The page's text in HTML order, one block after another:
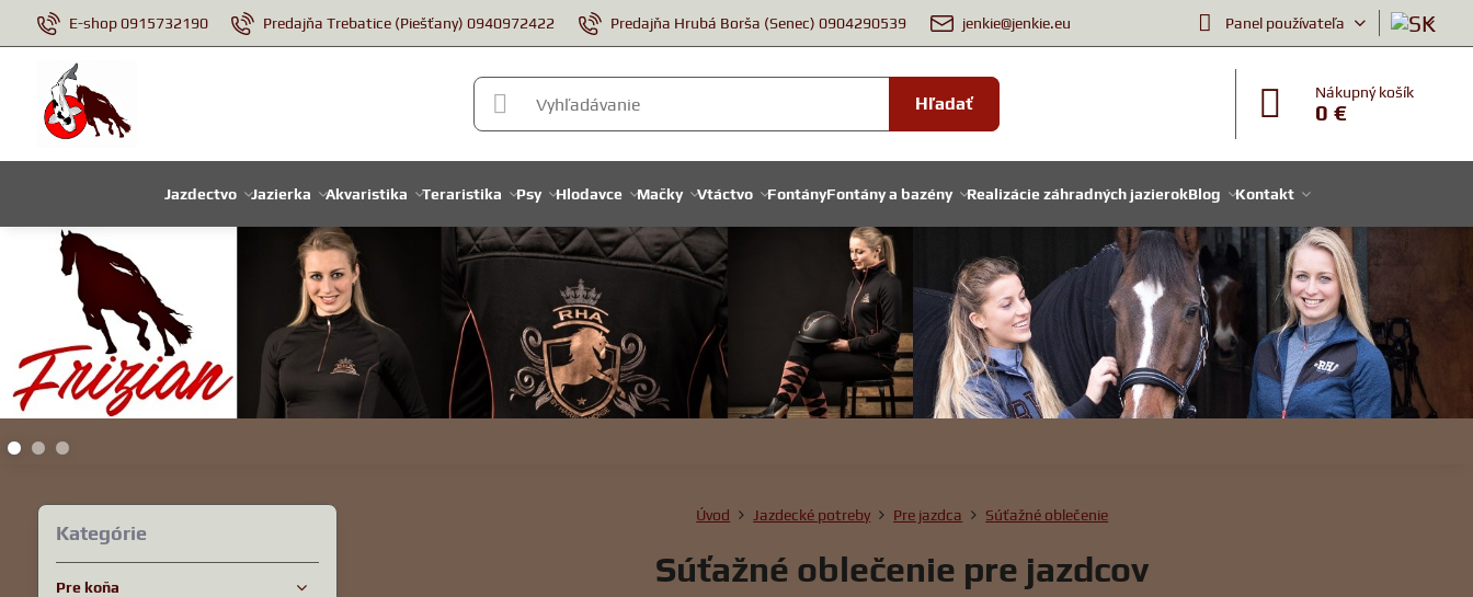
E-shop 0915732190 Predajňa Trebatice (Piešťany) 0940972422 Predajňa Hrubá Borša (Senec) 0904290539 jenkie@jenkie.eu Panel používateľa
Hľadať
Nákupný košík
0 €
Jazdectvo Jazierka Akvaristika Teraristika Psy Hlodavce Mačky Vtáctvo FontányFontány a bazény Realizácie záhradných jazierokBlog Kontakt
Úvod Jazdecké potreby Pre jazdca Súťažné oblečenie
Súťažné oblečenie pre jazdcov
Kategórie
Pre koňa